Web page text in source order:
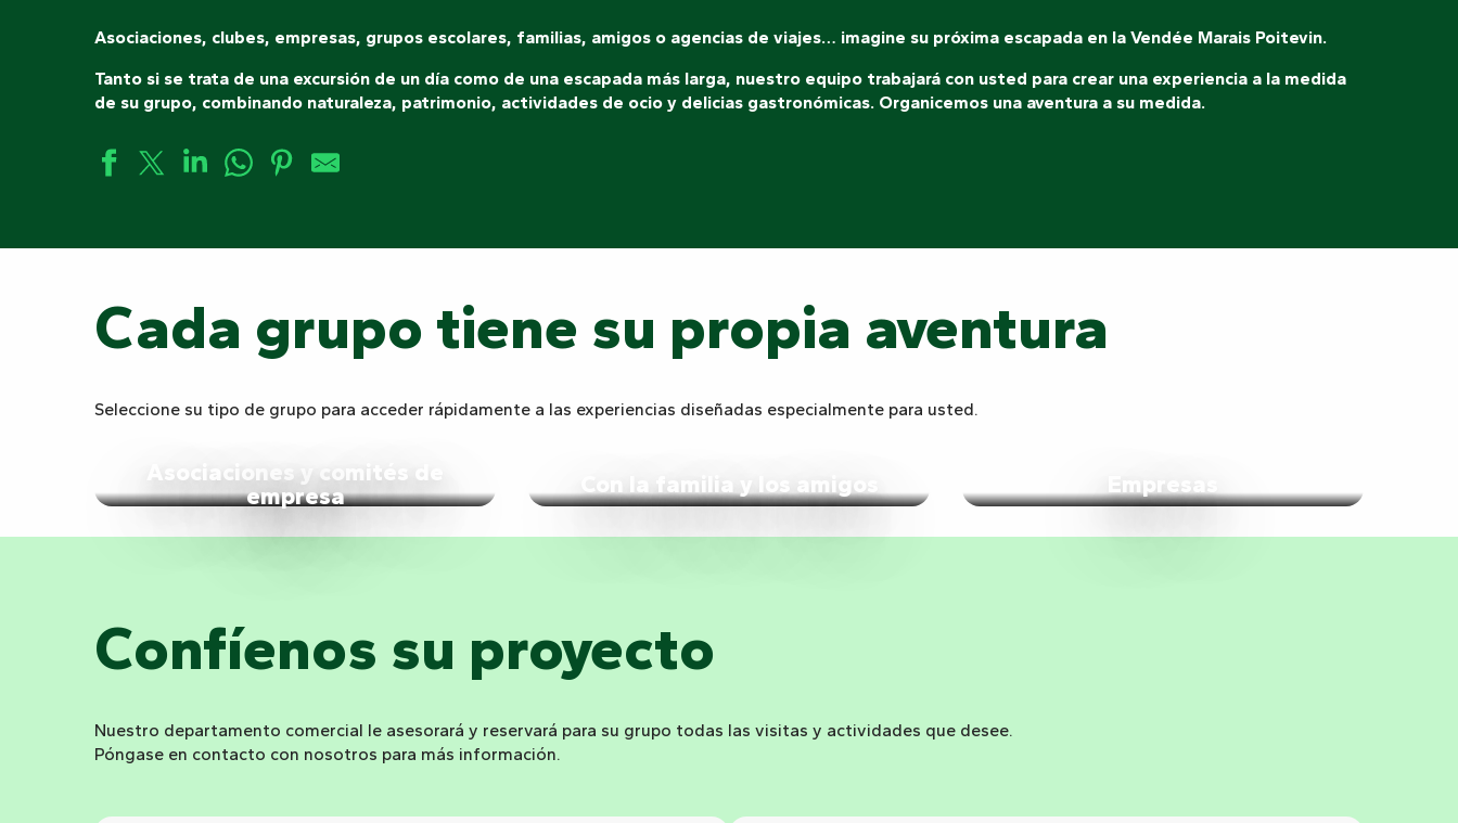
Asociaciones, clubes, empresas, grupos escolares, familias, amigos o agencias de viajes… imagine su próxima escapada en la Vendée Marais Poitevin.
Tanto si se trata de una excursión de un día como de una escapada más larga, nuestro equipo trabajará con usted para crear una experiencia a la medida
de su grupo, combinando naturaleza, patrimonio, actividades de ocio y delicias gastronómicas. Organicemos una aventura a su medida.
Cada grupo tiene su propia aventura
Seleccione su tipo de grupo para acceder rápidamente a las experiencias diseñadas especialmente para usted.
Asociaciones y comités de
empresa
Con la familia y los amigos Empresas
Confíenos su proyecto
Nuestro departamento comercial le asesorará y reservará para su grupo todas las visitas y actividades que desee.
Póngase en contacto con nosotros para más información.